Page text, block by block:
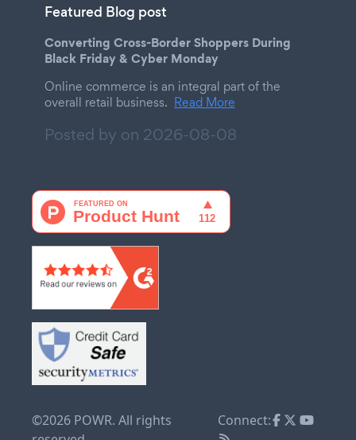
Featured Blog post
Converting Cross-Border Shoppers During
Black Friday & Cyber Monday
Online commerce is an integral part of the
overall retail business. Read More
Posted by on 2026-08-08
©2026 POWR. All rights
Connect: